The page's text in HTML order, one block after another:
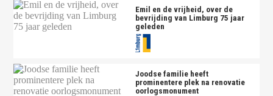
Emil en de vrijheid, over de
bevrijding van Limburg 75 jaar
geleden
Joodse familie heeft
prominentere plek na renovatie
oorlogsmonument